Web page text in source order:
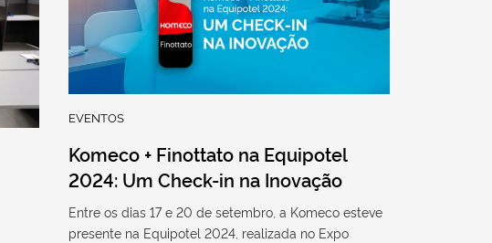
EVENTOS
Komeco + Finottato na Equipotel
2024: Um Check-in na Inovação
Entre os dias 17 e 20 de setembro, a Komeco esteve
presente na Equipotel 2024, realizada no Expo